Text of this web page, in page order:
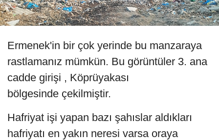
Ermenek'in bir çok yerinde bu manzaraya
rastlamanız mümkün. Bu görüntüler 3. ana
cadde girişi , Köprüyakası
bölgesinde çekilmiştir.
Hafriyat işi yapan bazı şahıslar aldıkları
hafriyatı en yakın neresi varsa oraya